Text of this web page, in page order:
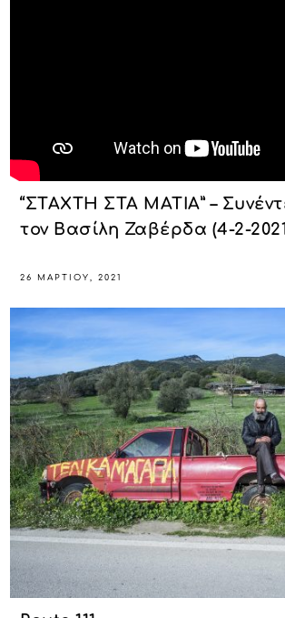
“ΣΤΑΧΤΗ ΣΤΑ ΜΑΤΙΑ” –
τον Βασίλη Ζαβέρδα (4-2-
26 ΜΑΡΤΊΟΥ, 2021